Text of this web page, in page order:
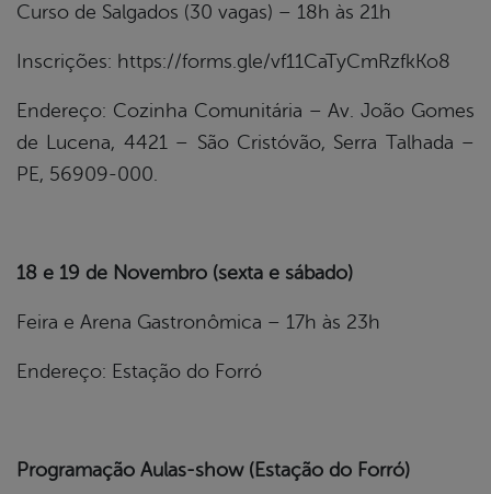
Curso de Salgados (30 vagas) – 18h às 21h
Inscrições: https://forms.gle/vf11CaTyCmRzfkKo8
Endereço: Cozinha Comunitária – Av. João Gomes
de Lucena, 4421 – São Cristóvão, Serra Talhada –
PE, 56909-000.
18 e 19 de Novembro (sexta e sábado)
Feira e Arena Gastronômica – 17h às 23h
Endereço: Estação do Forró
Programação Aulas-show (Estação do Forró)